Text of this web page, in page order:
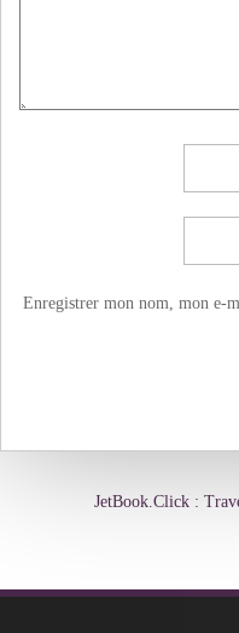
Enregistrer mon nom, mon e-
JetBook.Click :